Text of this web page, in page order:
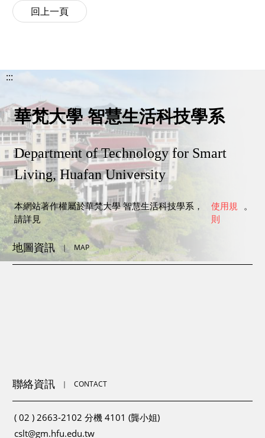
:::
華梵大學 智慧生活科技學系
Department of Technology for Smart
Living, Huafan University
本網站著作權屬於華梵大學 智慧生活科技學系，
請詳見
使用規
則
。
地圖資訊 ｜ MAP
聯絡資訊 ｜ CONTACT
( 02 ) 2663-2102 分機 4101 (龔小姐)
cslt@gm.hfu.edu.tw